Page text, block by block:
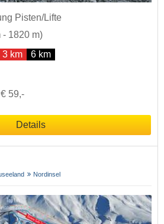
Pisten/Lifte
- 1820 m)
3 km 6 km
59,-
Details
Nordinsel